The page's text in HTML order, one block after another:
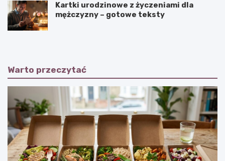
Kartki urodzinowe z życzeniami dla
mężczyzny – gotowe teksty
Warto przeczytać